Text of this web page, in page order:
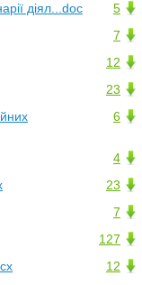
5
діял...doc
7
12
23
6
4
23
7
127
12